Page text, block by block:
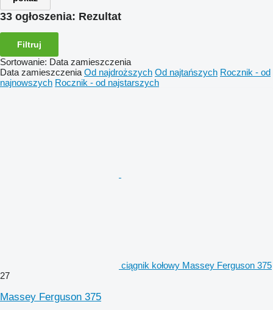
33 ogłoszenia: Rezultat
Filtruj
Sortowanie: Data zamieszczenia
Data zamieszczenia Od najdroższych Od najtańszych Rocznik - od
najnowszych Rocznik - od najstarszych
ciągnik kołowy Massey Ferguson 375
27
Massey Ferguson 375